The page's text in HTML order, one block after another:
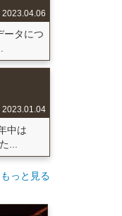
2023.04.06
ータにつ
2023.01.04
中は
...
もっと見る